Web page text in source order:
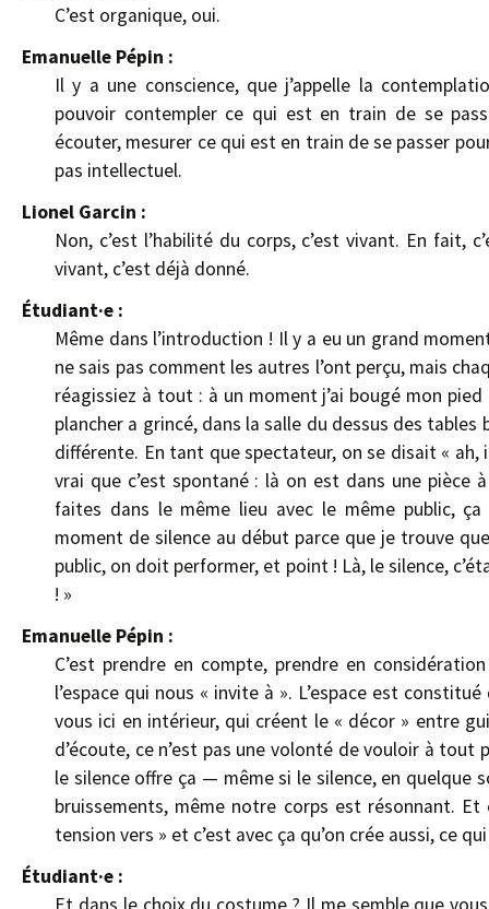
C’est organique, oui.
Emanuelle Pépin :
Il y a une conscience, que j’appelle la
pouvoir contempler ce qui est en train de se
écouter, mesurer ce qui est en train de se passer
pas intellectuel.
Lionel Garcin :
Non, c’est l’habilité du corps, c’est vivant. En fait,
vivant, c’est déjà donné.
Étudiant·e :
Même dans l’introduction ! Il y a eu un grand
ne sais pas comment les autres l’ont perçu, mais
réagissiez à tout : à un moment j’ai bougé mon
plancher a grincé, dans la salle du dessus des
différente. En tant que spectateur, on se disait « ah,
vrai que c’est spontané : là on est dans une pièce
faites dans le même lieu avec le même public,
moment de silence au début parce que je trouve
public, on doit performer, et point ! Là, le silence,
! »
Emanuelle Pépin :
C’est prendre en compte, prendre en
l’espace qui nous « invite à ». L’espace est
vous ici en intérieur, qui créent le « décor » entre
d’écoute, ce n’est pas une volonté de vouloir à
le silence offre ça — même si le silence, en quelque
bruissements, même notre corps est résonnant. Et
tension vers » et c’est avec ça qu’on crée aussi, ce
Étudiant·e :